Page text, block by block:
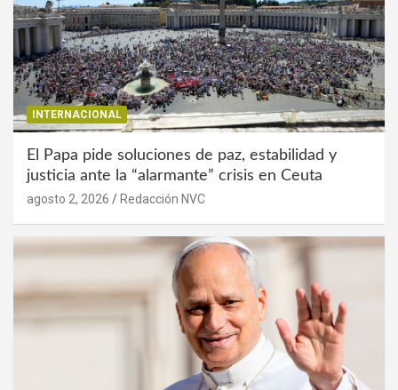
INTERNACIONAL
El Papa pide soluciones de paz, estabilidad y
justicia ante la “alarmante” crisis en Ceuta
agosto 2, 2026 Redacción NVC